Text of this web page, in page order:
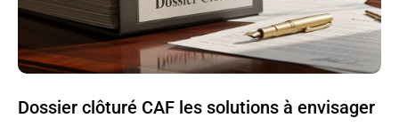
Dossier clôturé CAF les solutions à envisager